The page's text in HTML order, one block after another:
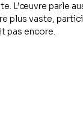
L’œuvre parle
plus vaste,
pas encore.